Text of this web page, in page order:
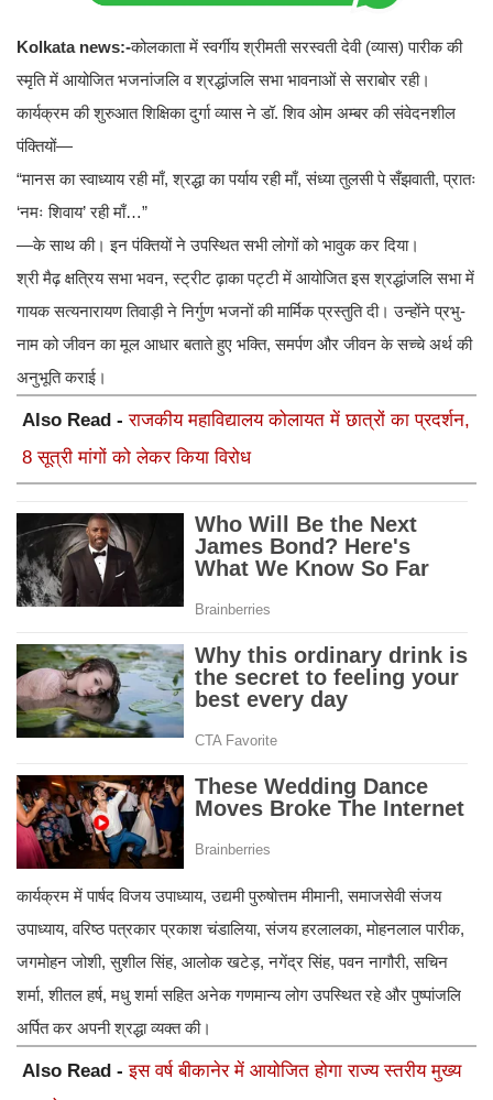
Kolkata news:-कोलकाता में स्वर्गीय श्रीमती सरस्वती देवी (व्यास) पारीक की
स्मृति में आयोजित भजनांजलि व श्रद्धांजलि सभा भावनाओं से सराबोर रही।
कार्यक्रम की शुरुआत शिक्षिका दुर्गा व्यास ने डॉ. शिव ओम अम्बर की संवेदनशील
पंक्तियों—
“मानस का स्वाध्याय रही माँ, श्रद्धा का पर्याय रही माँ, संध्या तुलसी पे सँझवाती, प्रातः
‘नमः शिवाय’ रही माँ…”
—के साथ की। इन पंक्तियों ने उपस्थित सभी लोगों को भावुक कर दिया।
श्री मैढ़ क्षत्रिय सभा भवन, स्ट्रीट ढ़ाका पट्टी में आयोजित इस श्रद्धांजलि सभा में
गायक सत्यनारायण तिवाड़ी ने निर्गुण भजनों की मार्मिक प्रस्तुति दी। उन्होंने प्रभु-
नाम को जीवन का मूल आधार बताते हुए भक्ति, समर्पण और जीवन के सच्चे अर्थ की
अनुभूति कराई।
Also Read -राजकीय महाविद्यालय कोलायत में छात्रों का प्रदर्शन,
8 सूत्री मांगों को लेकर किया विरोध
कार्यक्रम में पार्षद विजय उपाध्याय, उद्यमी पुरुषोत्तम मीमानी, समाजसेवी संजय
उपाध्याय, वरिष्ठ पत्रकार प्रकाश चंडालिया, संजय हरलालका, मोहनलाल पारीक,
जगमोहन जोशी, सुशील सिंह, आलोक खटेड़, नगेंद्र सिंह, पवन नागौरी, सचिन
शर्मा, शीतल हर्ष, मधु शर्मा सहित अनेक गणमान्य लोग उपस्थित रहे और पुष्पांजलि
अर्पित कर अपनी श्रद्धा व्यक्त की।
Also Read -इस वर्ष बीकानेर में आयोजित होगा राज्य स्तरीय मुख्य